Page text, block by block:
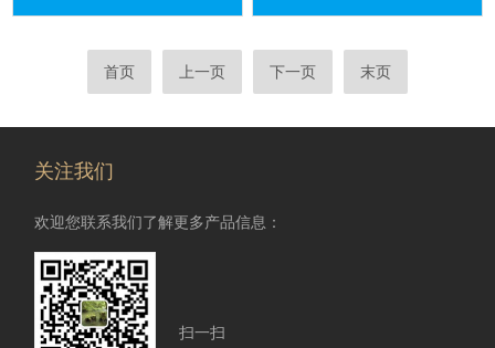
首页 上一页 下一页 末页
关注我们
欢迎您联系我们了解更多产品信息：
扫一扫